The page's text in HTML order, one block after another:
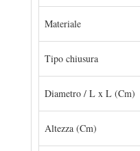
Materiale
Tipo chiusura
Diametro / L x L (Cm)
Altezza (Cm)